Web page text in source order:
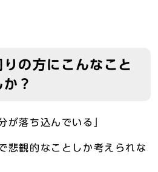
の方にこんなこと
？
が落ち込んでいる」
悲観的なことしか考えられな